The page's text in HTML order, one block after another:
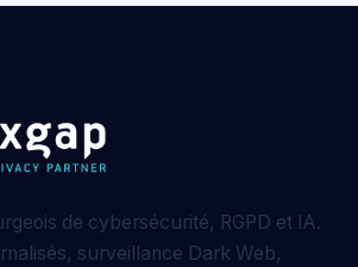
de cybersécurité, RGPD et IA.
surveillance Dark Web,